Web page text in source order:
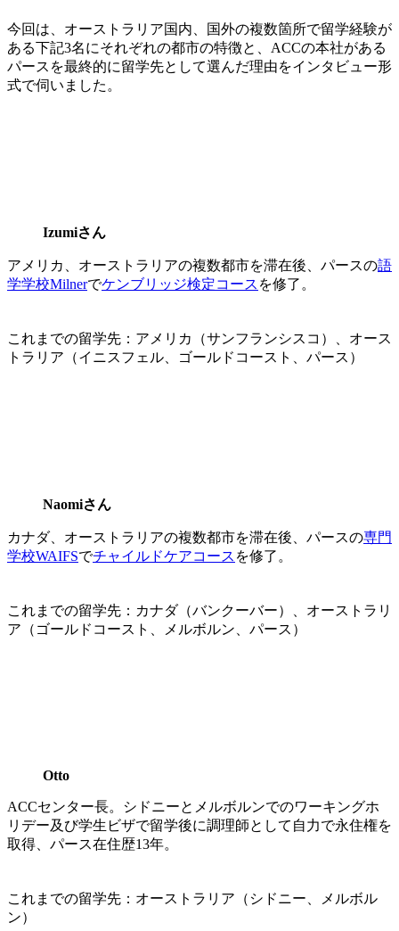
今回は、 オーストラリア国内、国外の複数箇所で留学経験が
ある下記3名にそれぞれの都市の特徴と、ACCの本社がある
パースを最終的に留学先として選んだ理由をインタビュー形
式で伺いました。
Izumiさん
アメリカ、オーストラリアの複数都市を滞在後、パースの語
学学校Milnerでケンブリッジ検定コース を修了。
これまでの留学先：アメリカ（サンフランシスコ）、オース
トラリア（イニスフェル、ゴールドコースト、パース）
Naomiさん
カナダ、オーストラリアの複数都市を滞在後、パースの専門
学校WAIFSでチャイルドケアコース を修了。
これまでの留学先：カナダ（バンクーバー）、オーストラリ
ア（ゴールドコースト、メルボルン、パース）
Otto
ACCセンター長。シドニーとメルボルンでのワーキングホ
リデー及び学生ビザで留学後に調理師として自力で永住権を
取得、パース在住歴13年。
これまでの留学先：オーストラリア（シドニー、メルボル
ン）